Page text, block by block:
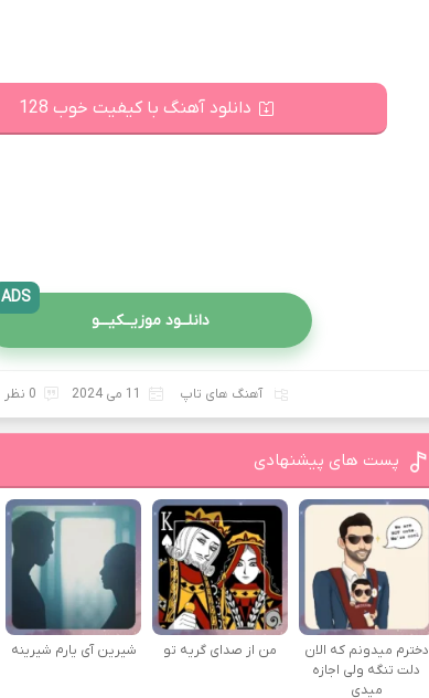
دانلود آهنگ با کیفیت خوب 128
دانلــود موزیــکیـــو
ADS
آهنگ های تاپ 11 می 2024 0 نظر
پست های پیشنهادی
دخترم میدونم که الان
دلت تنگه ولی اجازه
میدی
من از صدای گريه تو شیرین آی یارم شیرینه